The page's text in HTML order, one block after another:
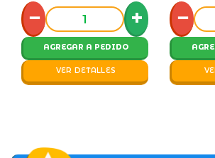
− +
AGREGAR A PEDIDO
VER DETALLES
−